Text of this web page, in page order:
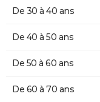
De 30 à 40 ans
De 40 à 50 ans
De 50 à 60 ans
De 60 à 70 ans